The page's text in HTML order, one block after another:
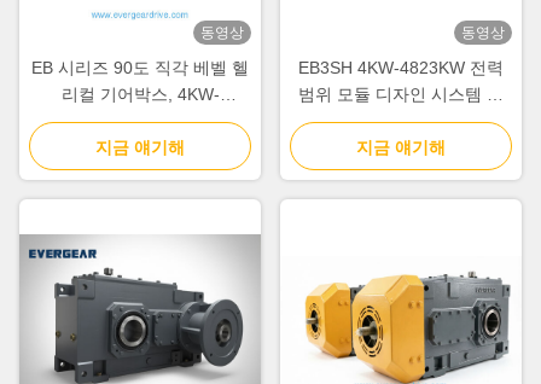
동영상
EB 시리즈 90도 직각 베벨 헬
리컬 기어박스, 4KW-
4823KW 전력 범위 및 산업
기어 드라이브용 모듈식 설계
지금 얘기해
동영상
EB3SH 4KW-4823KW 전력
범위 모듈 디자인 시스템 및
중장비용 소음 감축
지금 얘기해